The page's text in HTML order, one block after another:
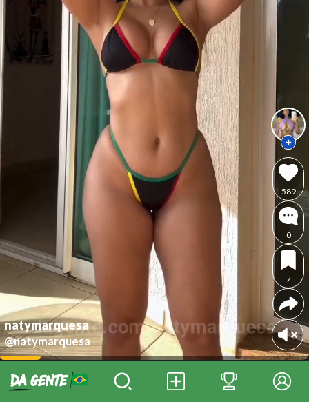
natymarquesa
@natymarquesa
589
0
7